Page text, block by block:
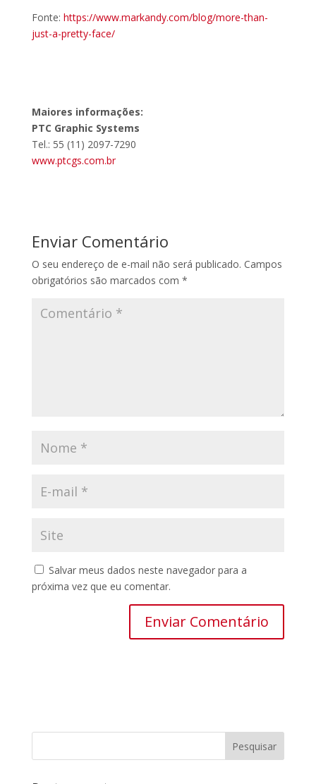
Fonte: https://www.markandy.com/blog/more-than-
just-a-pretty-face/
Maiores informações:
PTC Graphic Systems
Tel.: 55 (11) 2097-7290
www.ptcgs.com.br
Enviar Comentário
O seu endereço de e-mail não será publicado. Campos
obrigatórios são marcados com *
Salvar meus dados neste navegador para a
próxima vez que eu comentar.